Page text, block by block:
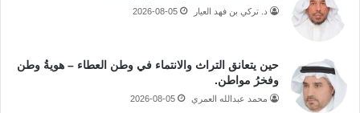
د. تركي بن فهد العيار 2026-08-05
حين يتعانق التراث والانتماء في وطن العطاء – هويةُ وطن
وفخرُ مواطن.
محمد عبدالله العمري 2026-08-05